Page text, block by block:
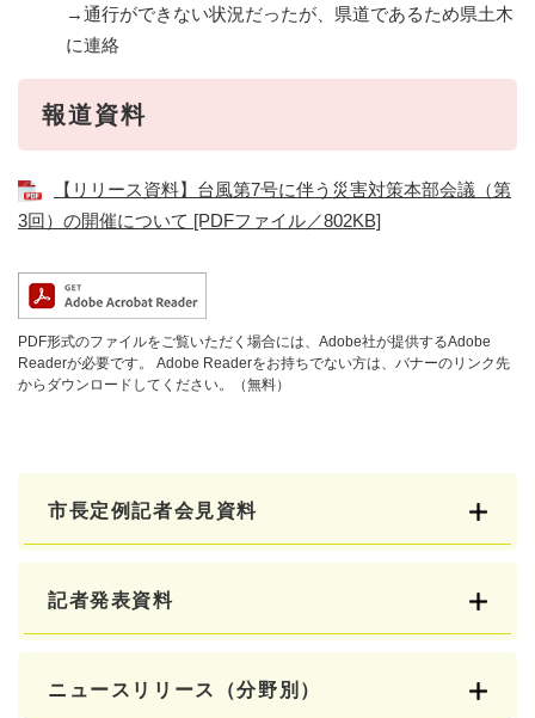
→通行ができない状況だったが、県道であるため県土木
に連絡​
報道資料
【リリース資料】台風第7号に伴う災害対策本部会議（第
3回）の開催について [PDFファイル／802KB]
PDF形式のファイルをご覧いただく場合には、Adobe社が提供するAdobe
Readerが必要です。
Adobe Readerをお持ちでない方は、バナーのリンク先
からダウンロードしてください。（無料）
市長定例記者会見資料
記者発表資料
ニュースリリース（分野別）